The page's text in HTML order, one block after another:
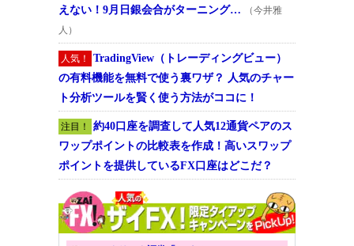
えない！9月日銀会合がターニング…
（今井雅
人）
人気！
TradingView（トレーディングビュー）
の有料機能を無料で使う裏ワザ？ 人気のチャー
ト分析ツールを賢く使う方法がココに！
注目！
約40口座を調査して人気12通貨ペアのス
ワップポイントの比較表を作成！高いスワップ
ポイントを提供しているFX口座はどこだ？